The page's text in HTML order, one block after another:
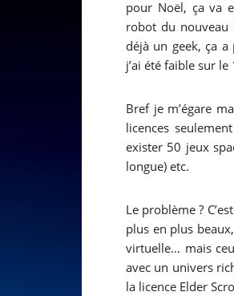
pour Noël, ça va
robot du nouveau
déjà un geek, ça
j’ai été faible sur le
Bref je m’égare
licences
exister 50 jeux
longue) etc.
Le problème ?
plus en plus
virtuelle… mais
avec un univers
la licence Elder